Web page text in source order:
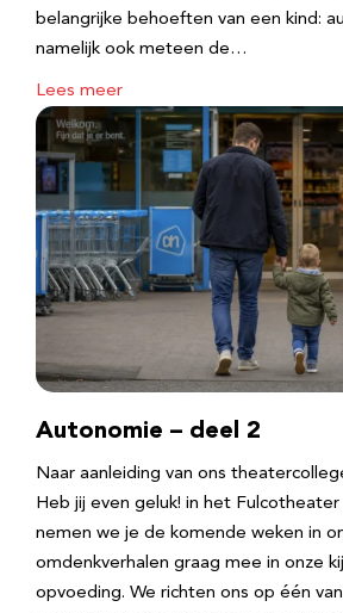
belangrijke behoeften van een kind:
namelijk ook meteen de…
Lees meer
Autonomie – deel 2
Naar aanleiding van ons
Heb jij even geluk! in het Fulcotheater
nemen we je de komende weken in
omdenkverhalen graag mee in onze
opvoeding. We richten ons op één